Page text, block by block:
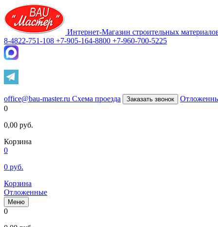
Интернет-Магазин строительных
8-4822-751-108 +7-905-164-8800 +7-960-700-5225
office@bau-master.ru Схема проезда Заказать звонок
0
0,00 руб.
Корзина
0
0 руб.
Корзина
Отложенные
Меню
0